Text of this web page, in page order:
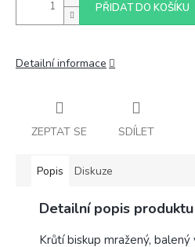
PŘIDAT DO KOŠÍKU
Detailní informace
ZEPTAT SE SDÍLET
Popis Diskuze
Detailní popis produktu
Krůtí biskup mražený,